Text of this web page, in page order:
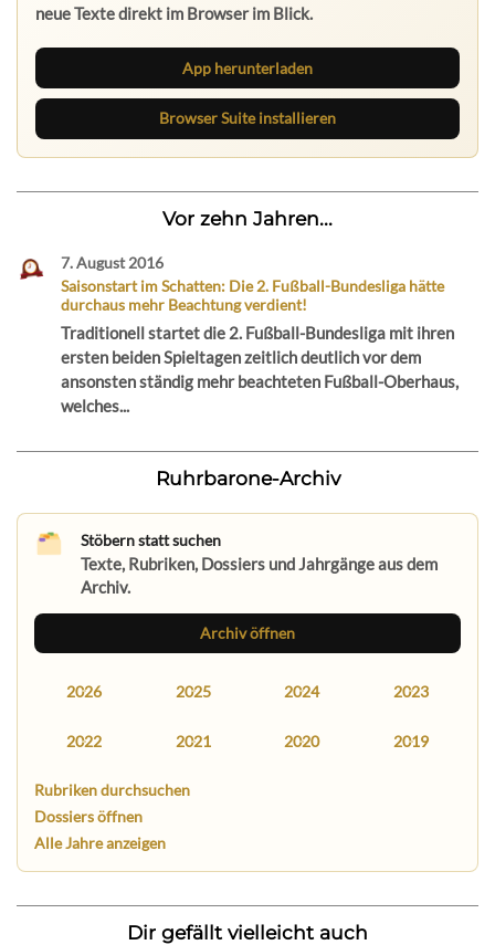
neue Texte direkt im Browser im Blick.
App herunterladen
Browser Suite installieren
Vor zehn Jahren...
7. August 2016
Saisonstart im Schatten: Die 2. Fußball-Bundesliga hätte
durchaus mehr Beachtung verdient!
Traditionell startet die 2. Fußball-Bundesliga mit ihren
ersten beiden Spieltagen zeitlich deutlich vor dem
ansonsten ständig mehr beachteten Fußball-Oberhaus,
welches...
Ruhrbarone-Archiv
Stöbern statt suchen
Texte, Rubriken, Dossiers und Jahrgänge aus dem
Archiv.
Archiv öffnen
2026 2025 2024 2023
2022 2021 2020 2019
Rubriken durchsuchen
Dossiers öffnen
Alle Jahre anzeigen
Dir gefällt vielleicht auch